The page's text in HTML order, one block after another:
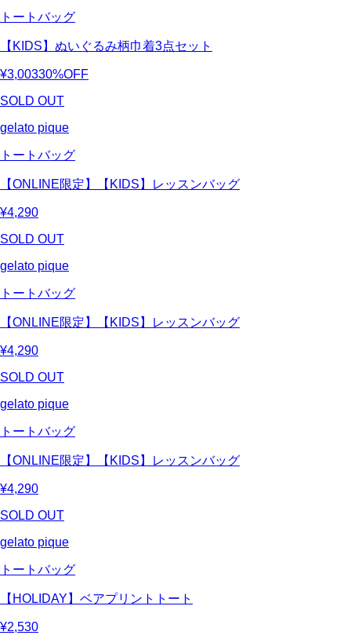
トートバッグ
【KIDS】ぬいぐるみ柄巾着3点セット
¥3,00330%OFF
SOLD OUT
gelato pique
トートバッグ
【ONLINE限定】【KIDS】レッスンバッグ
¥4,290
SOLD OUT
gelato pique
トートバッグ
【ONLINE限定】【KIDS】レッスンバッグ
¥4,290
SOLD OUT
gelato pique
トートバッグ
【ONLINE限定】【KIDS】レッスンバッグ
¥4,290
SOLD OUT
gelato pique
トートバッグ
【HOLIDAY】ベアプリントトート
¥2,530